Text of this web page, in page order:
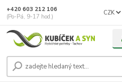
CZK
+420 603 212 106
(Po-Pá, 9-17 hod.)